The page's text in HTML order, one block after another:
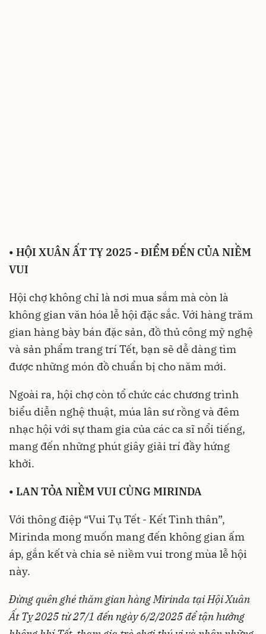
• HỘI XUÂN ẤT TỴ 2025 - ĐIỂM ĐẾN CỦA NIỀM
VUI
Hội chợ không chỉ là nơi mua sắm mà còn là
không gian văn hóa lễ hội đặc sắc. Với hàng trăm
gian hàng bày bán đặc sản, đồ thủ công mỹ nghệ
và sản phẩm trang trí Tết, bạn sẽ dễ dàng tìm
được những món đồ chuẩn bị cho năm mới.
Ngoài ra, hội chợ còn tổ chức các chương trình
biểu diễn nghệ thuật, múa lân sư rồng và đêm
nhạc hội với sự tham gia của các ca sĩ nổi tiếng,
mang đến những phút giây giải trí đầy hứng
khởi.
• LAN TỎA NIỀM VUI CÙNG MIRINDA
Với thông điệp “Vui Tụ Tết - Kết Tình thân”,
Mirinda mong muốn mang đến không gian ấm
áp, gắn kết và chia sẻ niềm vui trong mùa lễ hội
này.
Đừng quên ghé thăm gian hàng Mirinda tại Hội Xuân
Ất Tỵ 2025 từ 27/1 đến ngày 6/2/2025 để tận hưởng